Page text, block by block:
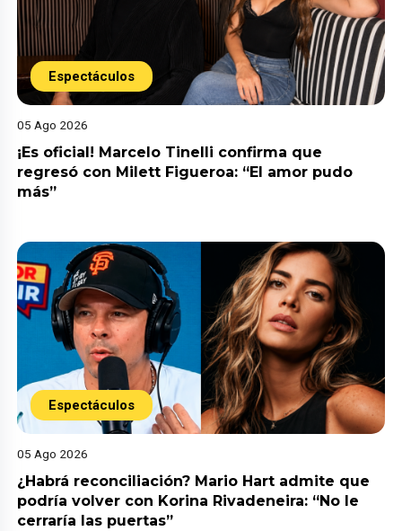
Espectáculos
05 Ago 2026
¡Es oficial! Marcelo Tinelli confirma que
regresó con Milett Figueroa: “El amor pudo
más”
Espectáculos
05 Ago 2026
¿Habrá reconciliación? Mario Hart admite que
podría volver con Korina Rivadeneira: “No le
cerraría las puertas”